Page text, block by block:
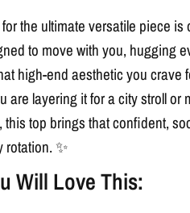
the ultimate versatile piece is
to move with you, hugging
high-end aesthetic you crave
are layering it for a city stroll or
this top brings that confident,
rotation. ✨
Will Love This: